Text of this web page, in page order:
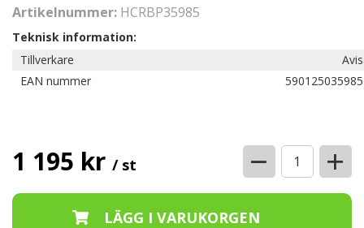
Artikelnummer: HCRBP35985
Teknisk information:
Tillverkare
EAN nummer
1 195 kr / st − +